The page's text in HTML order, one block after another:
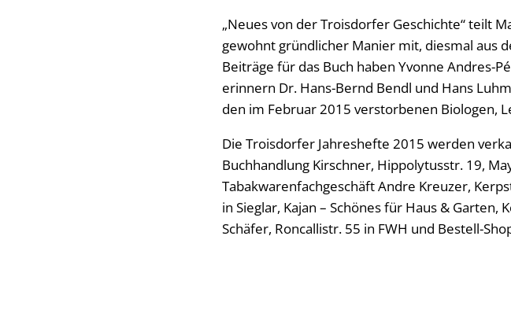
„Neues von der Troisdorfer Geschichte“ teilt
gewohnt gründlicher Manier mit, diesmal aus
Beiträge für das Buch haben Yvonne Andres-
erinnern Dr. Hans-Bernd Bendl und Hans
den im Februar 2015 verstorbenen Biologen,
Die Troisdorfer Jahreshefte 2015 werden
Buchhandlung Kirschner, Hippolytusstr. 19,
Tabakwarenfachgeschäft Andre Kreuzer,
in Sieglar, Kajan – Schönes für Haus &
Schäfer, Roncallistr. 55 in FWH und Bestell-